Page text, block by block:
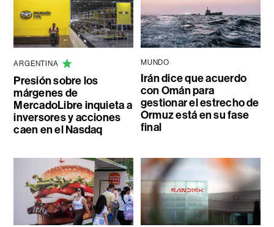
ARGENTINA
Presión sobre los
márgenes de
MercadoLibre inquieta a
inversores y acciones
caen en el Nasdaq
MUNDO
Irán dice que acuerdo
con Omán para
gestionar el estrecho de
Ormuz está en su fase
final